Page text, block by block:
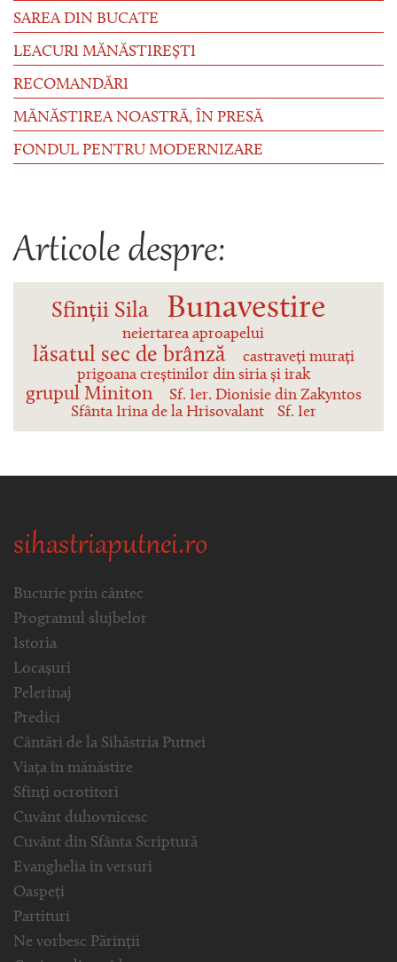
SAREA DIN BUCATE
LEACURI MĂNĂSTIREȘTI
RECOMANDĂRI
MĂNĂSTIREA NOASTRĂ, ÎN PRESĂ
FONDUL PENTRU MODERNIZARE
Articole despre:
Sfinții Sila Bunavestire
neiertarea aproapelui
lăsatul sec de brânză
castraveți murați
prigoana creștinilor din siria și irak
grupul Miniton
Sf. Ier. Dionisie din Zakyntos
Sfânta Irina de la Hrisovalant
Sf. Ier
sihastriaputnei.ro
Bucurie prin cântec
Programul slujbelor
Istoria
Locașuri
Pelerinaj
Predici
Cântări de la Sihăstria Putnei
Viața în mănăstire
Sfinți ocrotitori
Cuvânt duhovnicesc
Cuvânt din Sfânta Scriptură
Evanghelia in versuri
Oaspeți
Partituri
Ne vorbesc Părinții